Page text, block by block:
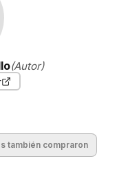
(Autor)
también compraron